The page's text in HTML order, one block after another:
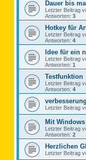
Dauer bis
Letzter Beitrag
Antworten: 3
Hotkey für
Letzter Beitrag
Antworten: 4
Idee für ein
Letzter Beitrag
Antworten: 1
Testfunktion
Letzter Beitrag
Antworten: 4
Letzter Beitrag
Mit
Letzter Beitrag
Antworten: 2
Herzlichen
Letzter Beitrag